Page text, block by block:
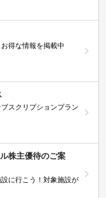
得な情報を掲載中
スクリプションプラン
株主優待のご案
に行こう！対象施設が